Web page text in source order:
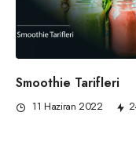
Smoothie Tarifleri
11 Haziran 2022